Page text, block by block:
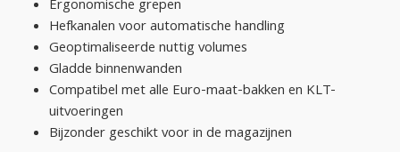
Ergonomische grepen
Hefkanalen voor automatische handling
Geoptimaliseerde nuttig volumes
Gladde binnenwanden
Compatibel met alle Euro-maat-bakken en KLT-
uitvoeringen
Bijzonder geschikt voor in de magazijnen